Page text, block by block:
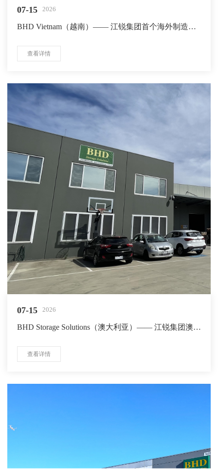
07-15 2026
BHD Vietnam（越南）—— 江锐集团首个海外制造中
查看详情
07-15 2026
BHD Storage Solutions（澳大利亚）—— 江锐集团澳洲
查看详情